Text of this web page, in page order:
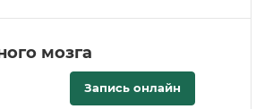
мозга
Запись онлайн